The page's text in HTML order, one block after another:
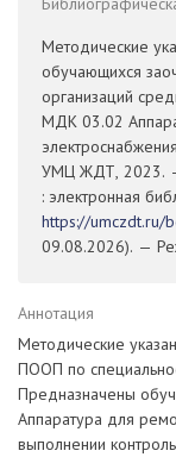
Методические
обучающихся
организаций
МДК 03.02
УМЦ ЖДТ, 2023.
: электронная
https://
09.08.2026). —
Аннотация
Методические
ПООП по
Предназначены
Аппаратура для
выполнении